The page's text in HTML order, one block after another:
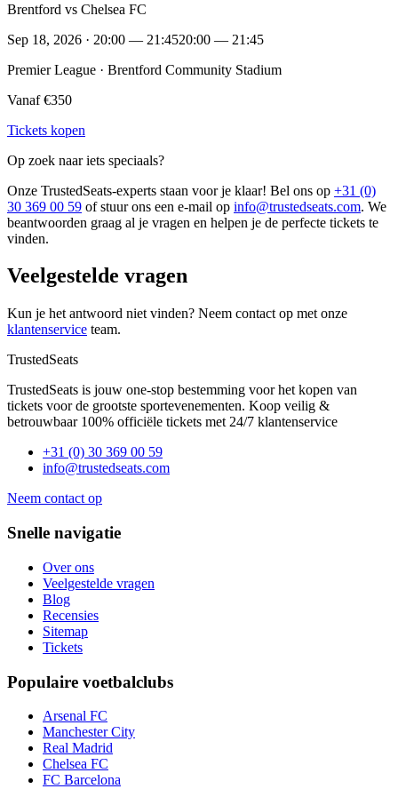
Brentford vs Chelsea FC
Sep 18, 2026 · 20:00 — 21:4520:00 — 21:45
Premier League · Brentford Community Stadium
Vanaf €350
Tickets kopen
Op zoek naar iets speciaals?
Onze TrustedSeats-experts staan voor je klaar! Bel ons op +31 (0)
30 369 00 59 of stuur ons een e-mail op info@trustedseats.com. We
beantwoorden graag al je vragen en helpen je de perfecte tickets te
vinden.
Veelgestelde vragen
Kun je het antwoord niet vinden? Neem contact op met onze
klantenservice team.
TrustedSeats
TrustedSeats is jouw one-stop bestemming voor het kopen van
tickets voor de grootste sportevenementen. Koop veilig &
betrouwbaar 100% officiële tickets met 24/7 klantenservice
+31 (0) 30 369 00 59
info@trustedseats.com
Neem contact op
Snelle navigatie
Over ons
Veelgestelde vragen
Blog
Recensies
Sitemap
Tickets
Populaire voetbalclubs
Arsenal FC
Manchester City
Real Madrid
Chelsea FC
FC Barcelona